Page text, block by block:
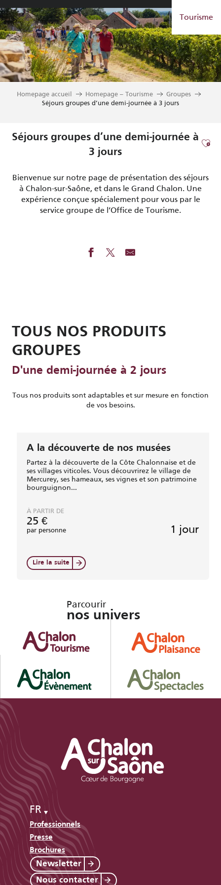
Aller
au
contenu
principal
Tourisme
Homepage accueil Homepage – Tourisme
Groupes
Séjours groupes d’une demi-journée à 3 jours
Séjours groupes d’une demi-journée à
3 jours
Bienvenue sur notre page de présentation des séjours
à Chalon-sur-Saône, et dans le Grand Chalon. Une
expérience conçue spécialement pour vous par le
service groupe de l’Office de Tourisme.
TOUS NOS PRODUITS
GROUPES
D'une demi-journée à 2 jours
Tous nos produits sont adaptables et sur mesure en fonction
de vos besoins.
A la découverte de nos musées
Partez à la découverte de la Côte Chalonnaise et de
ses villages viticoles. Vous découvrirez le village de
Mercurey, ses hameaux, ses vignes et son patrimoine
bourguignon...
À PARTIR DE
25 €
par personne 1 jour
Lire la suite
Parcourir
nos univers
FR
Professionnels
Presse
Brochures
Newsletter
Nous contacter